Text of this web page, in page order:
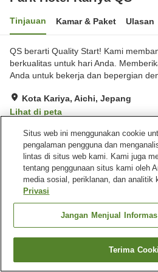
Tinjauan Kamar & Paket Ulasan
QS berarti Quality Start! Kami
berkualitas untuk hari Anda.
Anda untuk bekerja dan bepergian
Kota Kariya, Aichi, Jepang
Lihat di peta
Sangat baik Ulasan: 239
Fasilitas properti
Antar jemput
Pojok izakaya
Beranda Jepang Aichi Kota
Cari
Situs web ini menggunakan cookie
pengalaman pengguna dan
lintas di situs web kami. Kami juga
tentang penggunaan situs kami oleh
media sosial, periklanan, dan analitik
Privasi
Jangan Menjual
Terima